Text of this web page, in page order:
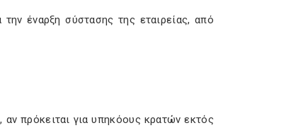
έναρξη σύστασης της εταιρείας, από
αν πρόκειται για υπηκόους κρατών εκτός